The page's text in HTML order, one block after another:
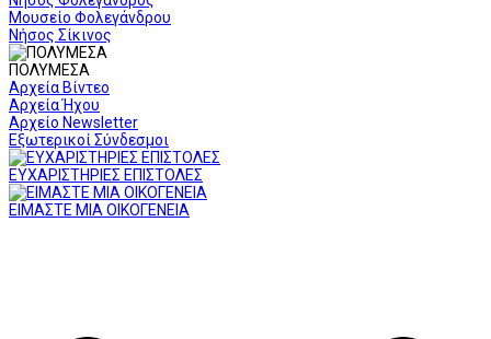
Μουσείο Φολεγάνδρου
Νήσος Σίκινος
ΠΟΛΥΜΕΣΑ
Αρχεία Βίντεο
Αρχεία Ήχου
Αρχείο Newsletter
Εξωτερικοί Σύνδεσμοι
ΕΥΧΑΡΙΣΤΗΡΙΕΣ ΕΠΙΣΤΟΛΕΣ
ΕΙΜΑΣΤΕ ΜΙΑ ΟΙΚΟΓΕΝΕΙΑ